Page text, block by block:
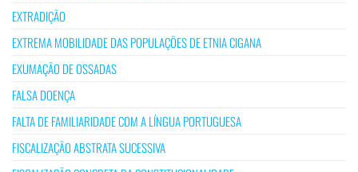
EXTRADIÇÃO
EXTREMA MOBILIDADE DAS POPULAÇÕES DE ETNIA CIGANA
EXUMAÇÃO DE OSSADAS
FALSA DOENÇA
FALTA DE FAMILIARIDADE COM A LÍNGUA PORTUGUESA
FISCALIZAÇÃO ABSTRATA SUCESSIVA